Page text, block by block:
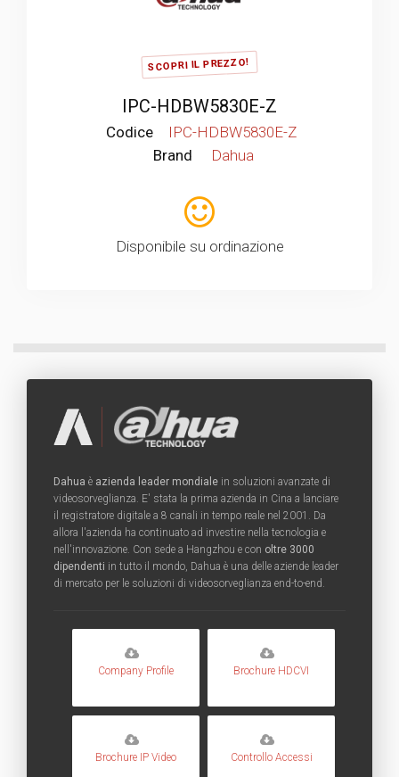
SCOPRI IL PREZZO!
IPC-HDBW5830E-Z
Codice
IPC-HDBW5830E-Z
Brand
Dahua
Disponibile su ordinazione
Dahua è azienda leader mondiale in soluzioni avanzate di
videosorveglianza. E' stata la prima azienda in Cina a lanciare
il registratore digitale a 8 canali in tempo reale nel 2001. Da
allora l'azienda ha continuato ad investire nella tecnologia e
nell'innovazione. Con sede a Hangzhou e con oltre 3000
dipendenti in tutto il mondo, Dahua è una delle aziende leader
di mercato per le soluzioni di videosorveglianza end-to-end.
Company Profile Brochure HDCVI
Brochure IP Video Controllo Accessi